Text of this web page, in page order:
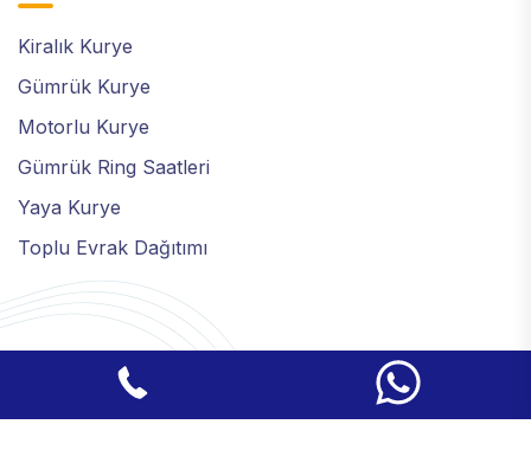
Kiralık Kurye
Gümrük Kurye
Motorlu Kurye
Gümrük Ring Saatleri
Yaya Kurye
Toplu Evrak Dağıtımı
| Tüm hakları saklıdır.